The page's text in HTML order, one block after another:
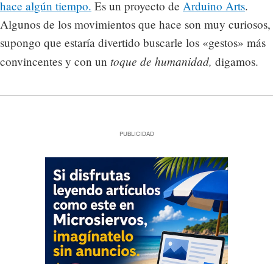
hace algún tiempo. Es un proyecto de Arduino Arts.
Algunos de los movimientos que hace son muy curiosos,
supongo que estaría divertido buscarle los «gestos» más
convincentes y con un toque de humanidad, digamos.
PUBLICIDAD